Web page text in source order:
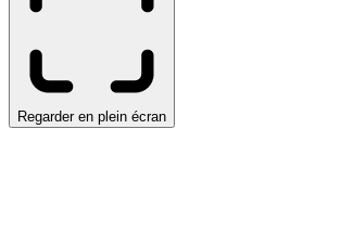
Regarder en plein écran